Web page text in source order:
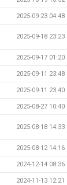
2025-09-23 04:48
2025-09-18 23:23
2025-09-17 01:20
2025-09-11 23:48
2025-09-11 23:40
2025-08-27 10:40
2025-08-18 14:33
2025-08-12 14:16
2024-12-14 08:36
2024-11-13 12:21